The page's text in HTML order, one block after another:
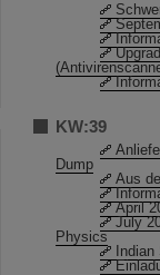
KW:39
Dump
Aus
April
July
Physics